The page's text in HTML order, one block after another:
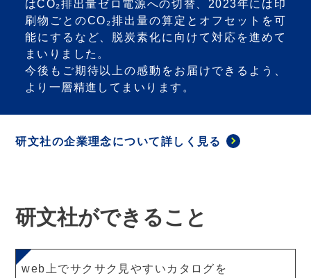
はCO₂排出量ゼロ電源への切替、2023年には印
刷物ごとのCO₂排出量の算定とオフセットを可
能にするなど、脱炭素化に向けて対応を進めて
まいりました。
今後もご期待以上の感動をお届けできるよう、
より一層精進してまいります。
研文社の企業理念について詳しく見る
研文社ができること
web上でサクサク見やすいカタログを